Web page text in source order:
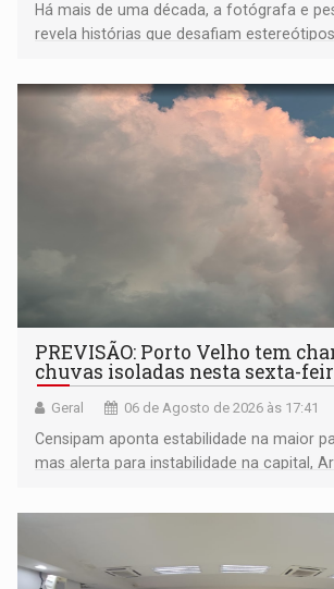
Há mais de uma década, a fotógrafa e
revela histórias que desafiam
negras
PREVISÃO: Porto Velho tem
chuvas isoladas nesta sexta-
Geral 06 de Agosto de 2026 às 17:41
Censipam aponta estabilidade na maior
mas alerta para instabilidade na capital,